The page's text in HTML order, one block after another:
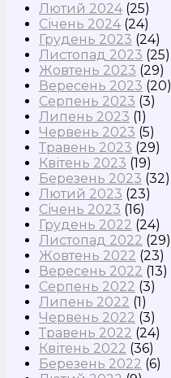
Лютий 2024(25)
Січень 2024(24)
Грудень 2023 (24)
Листопад 2023 (25)
Жовтень 2023 (29)
Вересень 2023 (20)
Серпень 2023 (3)
Липень 2023 (1)
Червень 2023 (5)
Травень 2023 (29)
Квітень 2023 (19)
Березень 2023 (32)
Лютий 2023 (23)
Січень 2023 (16)
Грудень 2022 (24)
Листопад 2022 (29)
Жовтень 2022 (23)
Вересень 2022 (13)
Серпень 2022 (3)
Липень 2022 (1)
Червень 2022 (3)
Травень 2022 (24)
Квітень 2022 (36)
Березень 2022 (6)